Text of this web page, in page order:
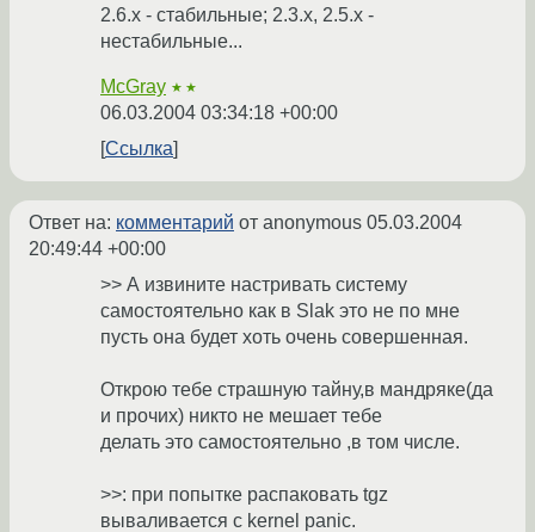
2.6.x - стабильные; 2.3.x, 2.5.x -
нестабильные...
McGray ★★
06.03.2004 03:34:18 +00:00
Ссылка
Ответ на: комментарий от anonymous 05.03.2004
20:49:44 +00:00
>> А извините настривать систему
самостоятельно как в Slak это не по мне
пусть она будет хоть очень совершенная.
Открою тебе страшную тайну,в мандряке(да
и прочих) никто не мешает тебе
делать это самостоятельно ,в том числе.
>>: при попытке распаковать tgz
вываливается с kernel panic.